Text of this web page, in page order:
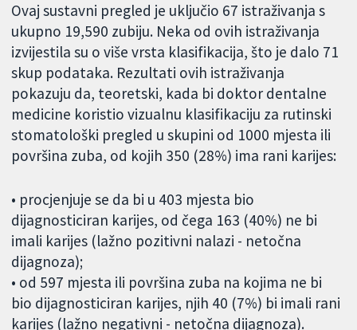
Ovaj sustavni pregled je uključio 67 istraživanja s
ukupno 19,590 zubiju. Neka od ovih istraživanja
izvijestila su o više vrsta klasifikacija, što je dalo 71
skup podataka. Rezultati ovih istraživanja
pokazuju da, teoretski, kada bi doktor dentalne
medicine koristio vizualnu klasifikaciju za rutinski
stomatološki pregled u skupini od 1000 mjesta ili
površina zuba, od kojih 350 (28%) ima rani karijes:
• procjenjuje se da bi u 403 mjesta bio
dijagnosticiran karijes, od čega 163 (40%) ne bi
imali karijes (lažno pozitivni nalazi - netočna
dijagnoza);
• od 597 mjesta ili površina zuba na kojima ne bi
bio dijagnosticiran karijes, njih 40 (7%) bi imali rani
karijes (lažno negativni - netočna dijagnoza).